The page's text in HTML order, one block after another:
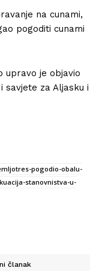
na cunami,
pogoditi cunami
upravo je objavio
savjete za Aljasku i
pogodio-obalu-
stanovnistva-u-
članak